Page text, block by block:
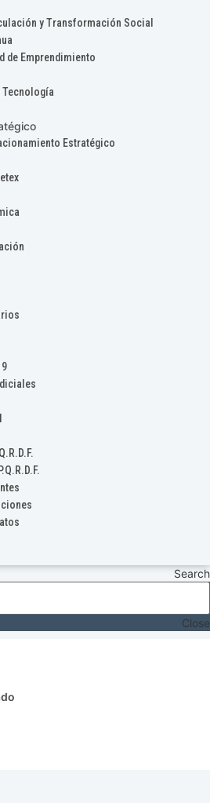
y Transformación Social
de Emprendimiento
Estratégico
Search
Close